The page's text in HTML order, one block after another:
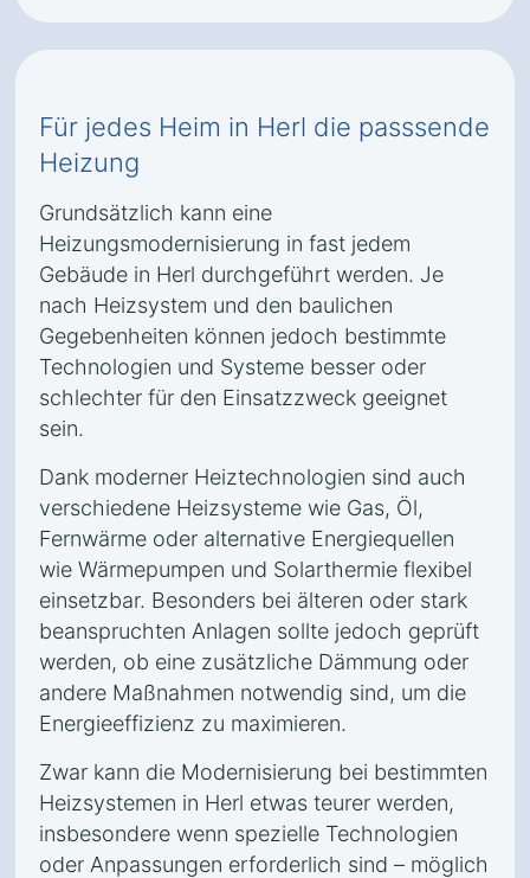
Für jedes Heim in Herl die passsende
Heizung
Grundsätzlich kann eine
Heizungsmodernisierung in fast jedem
Gebäude in Herl durchgeführt werden. Je
nach Heizsystem und den baulichen
Gegebenheiten können jedoch bestimmte
Technologien und Systeme besser oder
schlechter für den Einsatzzweck geeignet
sein.
Dank moderner Heiztechnologien sind auch
verschiedene Heizsysteme wie Gas, Öl,
Fernwärme oder alternative Energiequellen
wie Wärmepumpen und Solarthermie flexibel
einsetzbar. Besonders bei älteren oder stark
beanspruchten Anlagen sollte jedoch geprüft
werden, ob eine zusätzliche Dämmung oder
andere Maßnahmen notwendig sind, um die
Energieeffizienz zu maximieren.
Zwar kann die Modernisierung bei bestimmten
Heizsystemen in Herl etwas teurer werden,
insbesondere wenn spezielle Technologien
oder Anpassungen erforderlich sind – möglich